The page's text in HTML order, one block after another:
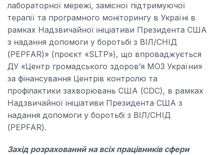
лабораторної мережі, замісної підтримуючої
терапії та програмного моніторингу в Україні в
рамках Надзвичайної ініціативи Президента США
з надання допомоги у боротьбі з ВІЛ/СНІД
(PEPFAR)» (проєкт «SLTP»), що впроваджується
ДУ «Центр громадського здоров’я МОЗ України»
за фінансування Центрів контролю та
профілактики захворювань США (CDC), в рамках
Надзвичайної ініціативи Президента США з
надання допомоги у боротьбі з ВІЛ/СНІД
(PEPFAR).
Захід розрахований на всіх працівників сфери